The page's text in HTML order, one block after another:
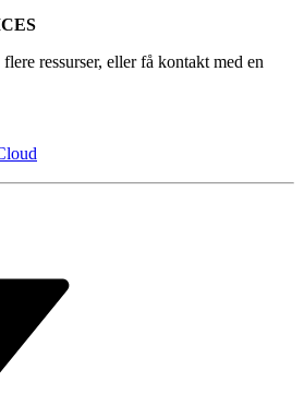
Fjern alle Utført
ressurser, eller få kontakt med en